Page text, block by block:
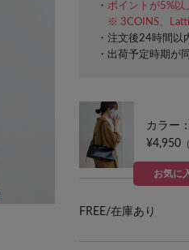
・ ポイントが5%以
※ 3COINS、
・注文後24時間以
・出荷予定時期が
カラー
¥4,950
FREE/在庫あり
お気に